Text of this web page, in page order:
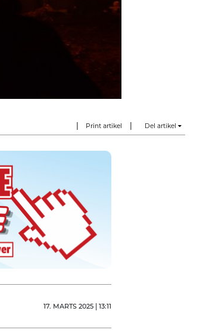
Print artikel Del artikel
17. MARTS 2025 | 13:11